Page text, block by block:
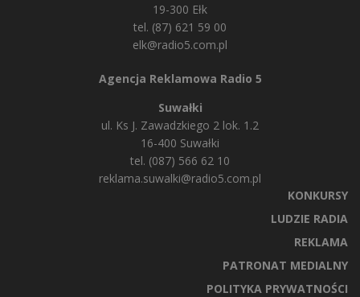
19-300 Ełk
tel. (87) 621 59 00
elk@radio5.com.pl
Agencja Reklamowa Radio 5
Suwałki
ul. Ks J. Zawadzkiego 2 lok. 1.2
16-400 Suwałki
tel. (087) 566 62 10
reklama.suwalki@radio5.com.pl
KONKURSY
LUDZIE RADIA
REKLAMA
PATRONAT MEDIALNY
POLITYKA PRYWATNOŚCI